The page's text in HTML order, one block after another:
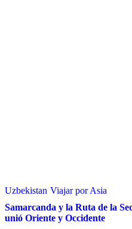
Uzbekistan Viajar por Asia
Samarcanda y la Ruta de la
unió Oriente y Occidente